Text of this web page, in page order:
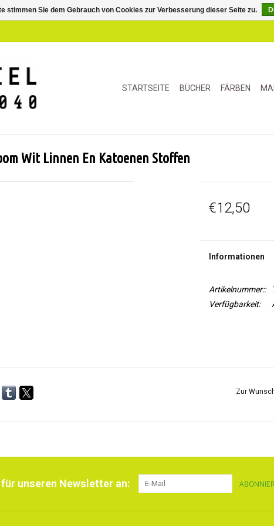
STARTSEITE BÜCHER FÄRBEN
Wit Linnen En Katoenen Stoffen
€12,50
Informationen
Artikelnummer::
Verfügbarkeit:
Zur
unseren Newsletter an:
stimmen Sie dem Gebrauch von Cookies zur Verbesserung dieser Seite zu.